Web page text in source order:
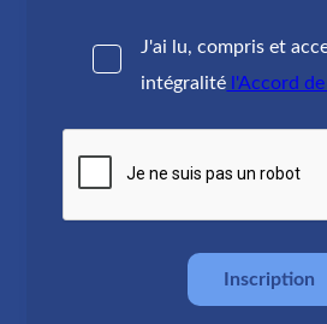
J'ai lu, compris et
intégralité l'Accord